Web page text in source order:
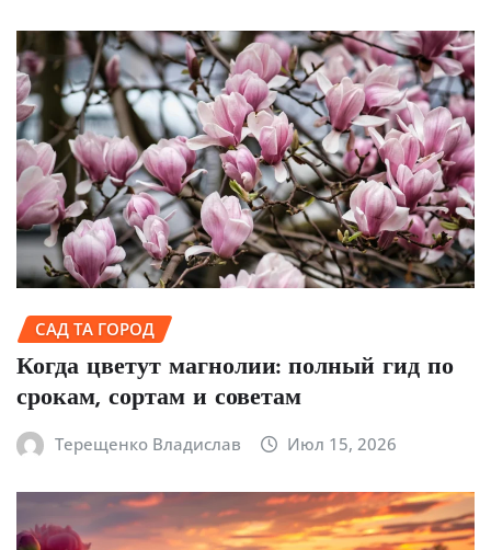
САД ТА ГОРОД
Когда цветут магнолии: полный гид по
срокам, сортам и советам
Терещенко Владислав Июл 15, 2026